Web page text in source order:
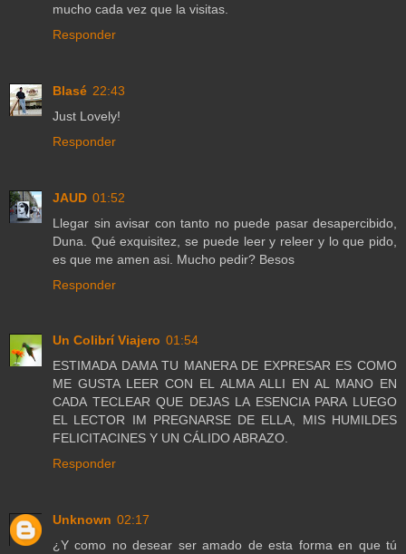
mucho cada vez que la visitas.
Responder
Blasé 22:43
Just Lovely!
Responder
JAUD 01:52
Llegar sin avisar con tanto no puede pasar desapercibido,
Duna. Qué exquisitez, se puede leer y releer y lo que pido,
es que me amen asi. Mucho pedir? Besos
Responder
Un Colibrí Viajero 01:54
ESTIMADA DAMA TU MANERA DE EXPRESAR ES COMO
ME GUSTA LEER CON EL ALMA ALLI EN AL MANO EN
CADA TECLEAR QUE DEJAS LA ESENCIA PARA LUEGO
EL LECTOR IM PREGNARSE DE ELLA, MIS HUMILDES
FELICITACINES Y UN CÁLIDO ABRAZO.
Responder
Unknown 02:17
¿Y como no desear ser amado de esta forma en que tú